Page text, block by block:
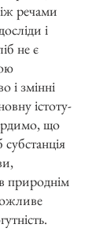
речами
і
не є
і змінні
істоту-
що
природнім